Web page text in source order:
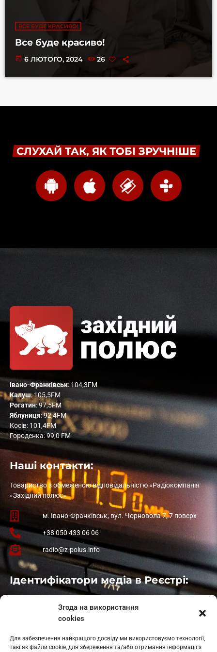
Згода на використання
cookies
Для забезпечення найкращого досвіду ми використовуємо технології,
такі як файли cookie, для збереження та/або отримання інформації з
ВСЕ БУДЕ КРАСИВО!
Все буде красиво!
today 6 ЛЮТОГО, 2024 26
СЛУХАЙ ТАК, ЯК ТОБІ ЗРУЧНІШЕ
Івано-Франківськ: 104,3FM
Калуш: 105,5FM
Рогатин: 97,5FM
Яблуниця: 92,4FM
Косів: 101,4FM
Городенка: 99,0 FM
Наші контакти:
Товариство з обмеженою відповідальністю «Радіокомпанія
«Західний полюс»
м. Івано-Франківськ, вул. Чорновола 7, 7 поверх
+38 050 433 06 06
radio@z-polus.info
Ідентифікатори медіа в Реєстрі:
: L11-01410
: L11-01801
Косів: L11-01805